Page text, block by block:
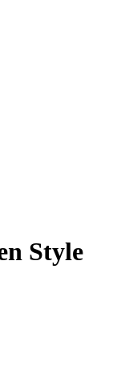
Style